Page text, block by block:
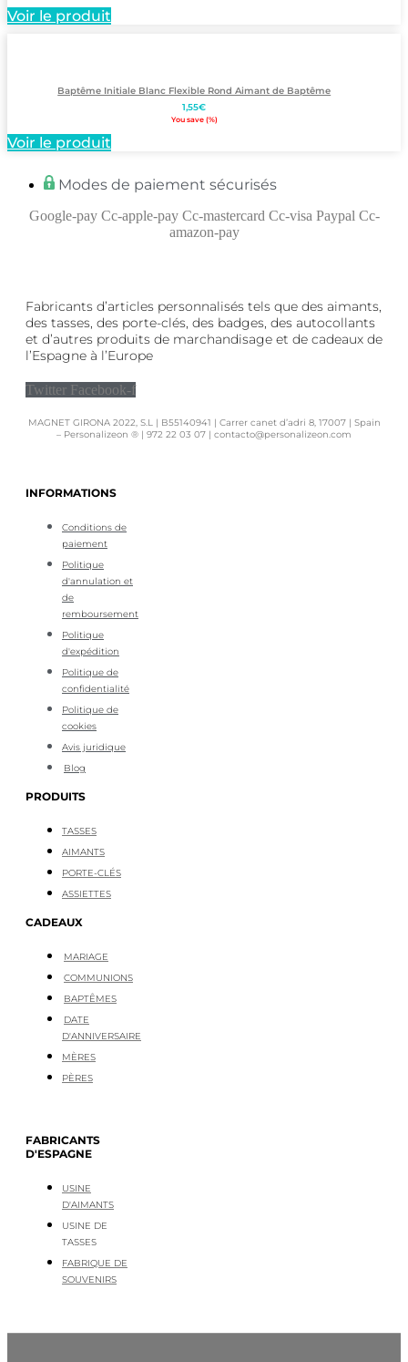
Voir le produit
Baptême Initiale Blanc Flexible Rond Aimant de Baptême
1,55€
You save (%)
Voir le produit
Modes de paiement sécurisés
Google-pay Cc-apple-pay Cc-mastercard Cc-visa Paypal Cc-
amazon-pay
Fabricants d’articles personnalisés tels que des aimants,
des tasses, des porte-clés, des badges, des autocollants
et d’autres produits de marchandisage et de cadeaux de
l’Espagne à l’Europe
Twitter Facebook-f
MAGNET GIRONA 2022, S.L | B55140941 | Carrer canet d’adri 8, 17007 | Spain
– Personalizeon ® | 972 22 03 07 | contacto@personalizeon.com
INFORMATIONS
Conditions de
paiement
Politique
d'annulation et
de
remboursement
Politique
d'expédition
Politique de
confidentialité
Politique de
cookies
Avis juridique
Blog
PRODUITS
TASSES
AIMANTS
PORTE-CLÉS
ASSIETTES
CADEAUX
MARIAGE
COMMUNIONS
BAPTÊMES
DATE
D'ANNIVERSAIRE
MÈRES
PÈRES
FABRICANTS
D'ESPAGNE
USINE
D'AIMANTS
USINE DE
TASSES
FABRIQUE DE
SOUVENIRS